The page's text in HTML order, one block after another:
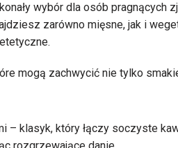
wybór dla osób pragnących
zarówno mięsne, jak i
mogą zachwycić nie tylko
– klasyk, który łączy soczyste